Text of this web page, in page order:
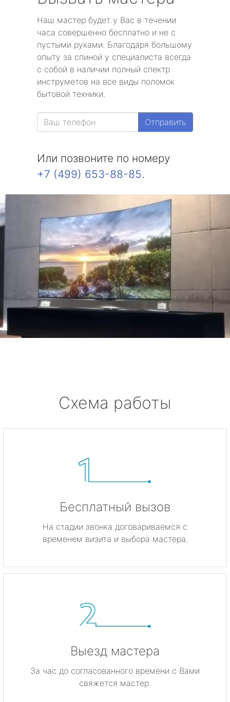
Наш мастер будет у Вас в течении
часа совершенно бесплатно и не с
пустыми руками. Благодаря большому
опыту за спиной у специалиста всегда
с собой в наличии полный спектр
инструметов на все виды поломок
бытовой техники.
Отправить
Или позвоните по номеру
+7 (499) 653-88-85.
Схема работы
Бесплатный вызов
На стадии звонка договариваемся с
временем визита и выбора мастера.
Выезд мастера
За час до согласованного времени с Вами
свяжется мастер.